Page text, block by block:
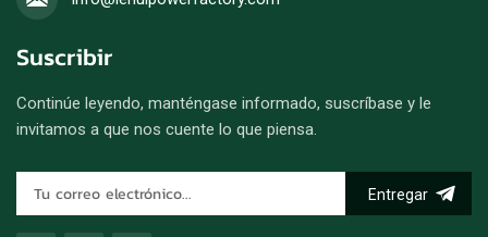
Suscribir
Continúe leyendo, manténgase informado, suscríbase y le
invitamos a que nos cuente lo que piensa.
Entregar